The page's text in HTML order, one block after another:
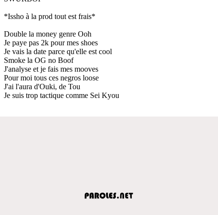
*Issho à la prod tout est frais*
Double la money genre Ooh
Je paye pas 2k pour mes shoes
Je vais la date parce qu'elle est cool
Smoke la OG no Boof
J'analyse et je fais mes mooves
Pour moi tous ces negros loose
J'ai l'aura d'Ouki, de Tou
Je suis trop tactique comme Sei Kyou